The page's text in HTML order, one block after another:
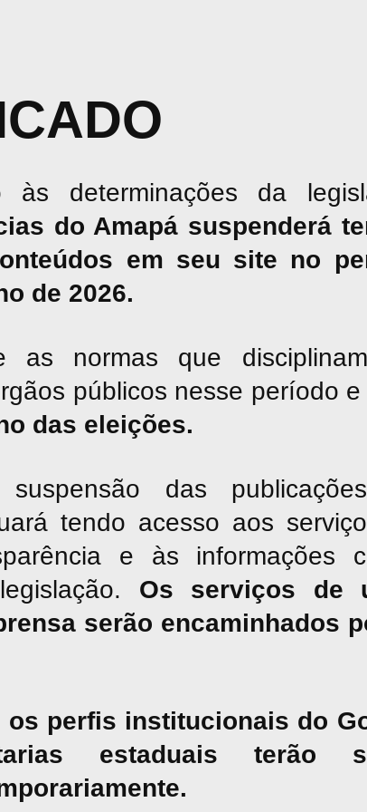
às determinações da
do Amapá suspenderá
em seu site no
de 2026.
as normas que
públicos nesse período e
das eleições.
das
tendo acesso aos
e às informações
Os serviços de
serão encaminhados
os perfis institucionais do
estaduais terão